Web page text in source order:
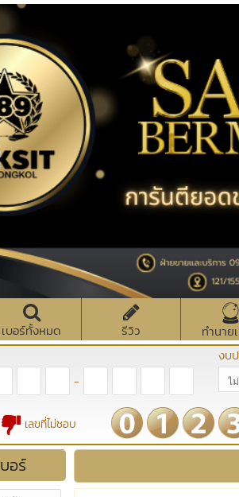
เบอร์ทั้งหมด รีวิว
ทำนาย
-
งบ
เลขที่ไม่ชอบ
อร์